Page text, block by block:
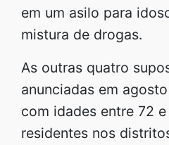
em um asilo para
mistura de drogas.
As outras quatro
anunciadas em
com idades entre 72
residentes nos